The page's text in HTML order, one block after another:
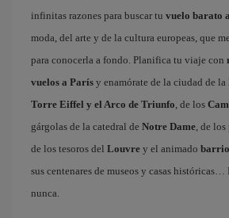
infinitas razones para buscar tu vuelo barato
moda, del arte y de la cultura europeas, que
para conocerla a fondo. Planifica tu viaje con
vuelos a París y enamórate de la ciudad de
Torre Eiffel y el Arco de Triunfo, de los
gárgolas de la catedral de Notre Dame, de los
de los tesoros del Louvre y el animado
sus centenares de museos y casas históricas…
nunca.